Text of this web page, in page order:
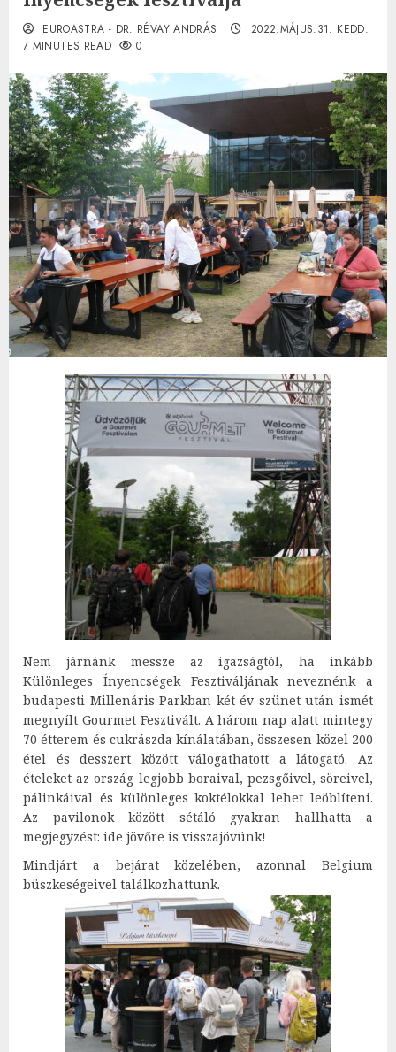
EUROASTRA - DR. RÉVAY ANDRÁS
2022.MÁJUS.31. KEDD.
7 MINUTES READ
0
Nem járnánk messze az igazságtól, ha inkább
Különleges Ínyencségek Fesztiváljának neveznénk a
budapesti Millenáris Parkban két év szünet után ismét
megnyílt Gourmet Fesztivált. A három nap alatt mintegy
70 étterem és cukrászda kínálatában, összesen közel 200
étel és desszert között válogathatott a látogató. Az
ételeket az ország legjobb boraival, pezsgőivel, söreivel,
pálinkáival és különleges koktélokkal lehet leöblíteni.
Az pavilonok között sétáló gyakran hallhatta a
megjegyzést: ide jövőre is visszajövünk!
Mindjárt a bejárat közelében, azonnal Belgium
büszkeségeivel találkozhattunk.